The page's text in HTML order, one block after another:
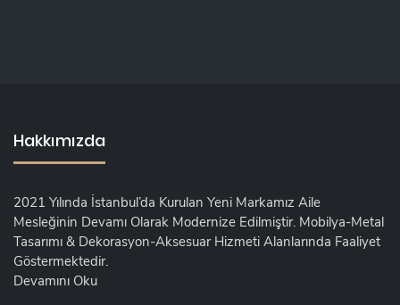
Hakkımızda
2021 Yılında İstanbul’da Kurulan Yeni Markamız Aile
Mesleğinin Devamı Olarak Modernize Edilmiştir. Mobilya-Metal
Tasarımı & Dekorasyon-Aksesuar Hizmeti Alanlarında Faaliyet
Göstermektedir.
Devamını Oku